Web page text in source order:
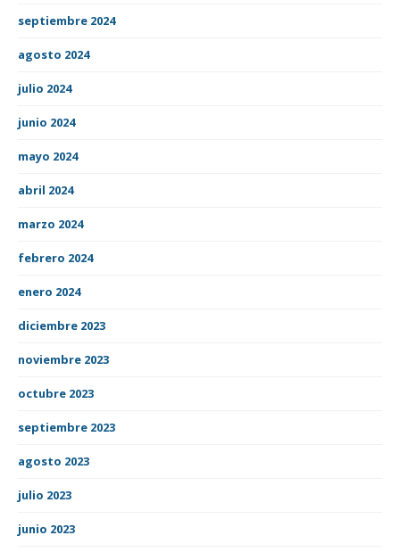
septiembre 2024
agosto 2024
julio 2024
junio 2024
mayo 2024
abril 2024
marzo 2024
febrero 2024
enero 2024
diciembre 2023
noviembre 2023
octubre 2023
septiembre 2023
agosto 2023
julio 2023
junio 2023